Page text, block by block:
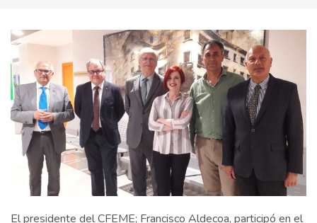
El presidente del CFEME; Francisco Aldecoa, participó en el